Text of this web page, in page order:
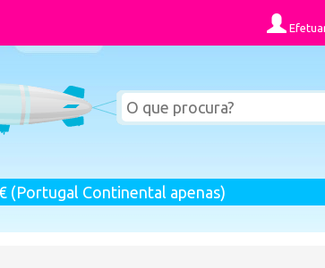
(Portugal Continental apenas)